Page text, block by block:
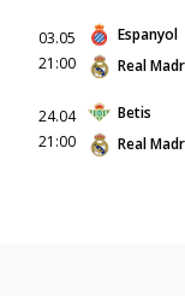
03.05
21:00
Espanyol
Real
24.04
21:00
Betis
Real